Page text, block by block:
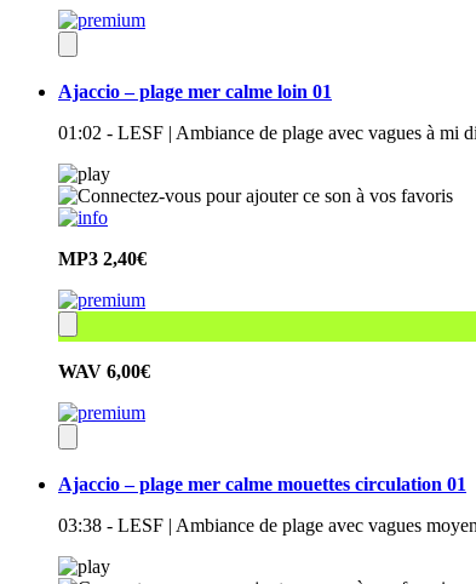
Ajaccio – plage mer calme loin 01
01:02 - LESF | Ambiance de plage avec vagues à mi
MP3 2,40€
WAV 6,00€
Ajaccio – plage mer calme mouettes circulation 01
03:38 - LESF | Ambiance de plage avec vagues